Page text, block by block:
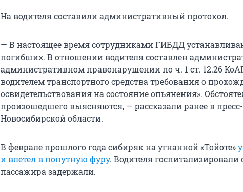
На водителя составили административный протокол.
— В настоящее время сотрудниками ГИБДД
погибших. В отношении водителя составлен
административном правонарушении по ч. 1 ст. 12.26
водителем транспортного средства требования о
освидетельствования на состояние опьянения».
произошедшего выясняются, — рассказали ранее в
Новосибирской области.
В феврале прошлого года сибиряк на угнанной «Тойоте»
и влетел в попутную фуру. Водителя
пассажира задержали.